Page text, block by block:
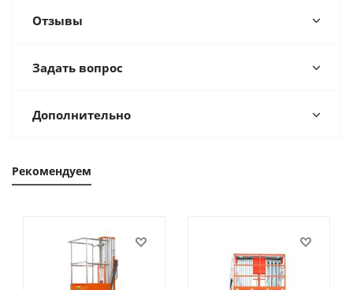
Отзывы
Задать вопрос
Дополнительно
Рекомендуем